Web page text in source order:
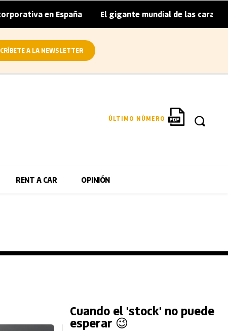
en España | El gigante mundial de las
A LA NEWSLETTER
ÚLTIMO NÚMERO
RENT A CAR OPINIÓN
Cuando el 'stock' no puede
esperar 😉